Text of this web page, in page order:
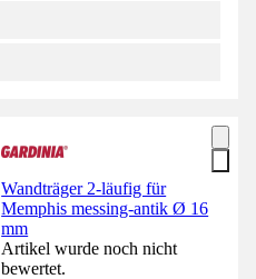
Wandträger 2-läufig für
Memphis messing-antik Ø 16
mm
Artikel wurde noch nicht
bewertet.